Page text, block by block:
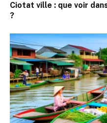
Ciotat ville : que voir
?